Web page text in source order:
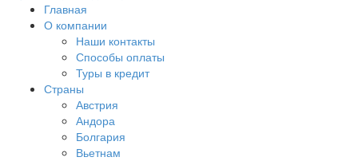
Главная
О компании
Наши контакты
Способы оплаты
Туры в кредит
Страны
Австрия
Андора
Болгария
Вьетнам